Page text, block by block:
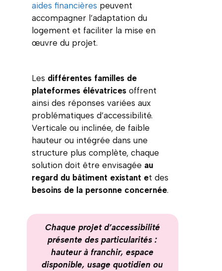
aides financières peuvent
accompagner l’adaptation du
logement et faciliter la mise en
œuvre du projet.
Les différentes familles de
plateformes élévatricesoffrent
ainsi des réponses variées aux
problématiques d’accessibilité.
Verticale ou inclinée, de faible
hauteur ou intégrée dans une
structure plus complète, chaque
solution doit être envisagée au
regard du bâtiment existant et des
besoins de la personne concernée.
Chaque projet d’accessibilité
présente des particularités :
hauteur à franchir, espace
disponible, usage quotidien ou